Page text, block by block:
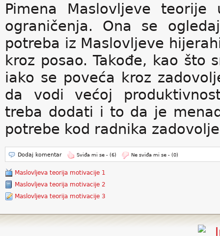
Pimena Maslovljeve
ograničenja. Ona se
potreba iz Maslovljeve
kroz posao. Takođe, kao što
iako se poveća kroz
da vodi većoj
treba dodati i to da je
potrebe kod radnika
Dodaj komentar Sviđa mi se - (6) Ne sviđa mi se - (0)
Maslovljeva teorija motivacije 1
Maslovljeva teorija motivacije 2
Maslovljeva teorija motivacije 3